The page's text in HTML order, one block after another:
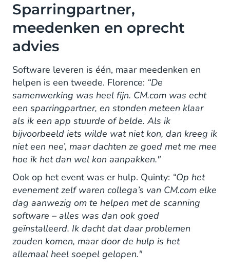
Sparringpartner,
meedenken en oprecht
advies
Software leveren is één, maar meedenken en
helpen is een tweede. Florence: “De
samenwerking was heel fijn. CM.com was echt
een sparringpartner, en stonden meteen klaar
als ik een app stuurde of belde. Als ik
bijvoorbeeld iets wilde wat niet kon, dan kreeg ik
niet een nee’, maar dachten ze goed met me mee
hoe ik het dan wel kon aanpakken."
Ook op het event was er hulp. Quinty: “Op het
evenement zelf waren collega’s van CM.com elke
dag aanwezig om te helpen met de scanning
software – alles was dan ook goed
geïnstalleerd. Ik dacht dat daar problemen
zouden komen, maar door de hulp is het
allemaal heel soepel gelopen."